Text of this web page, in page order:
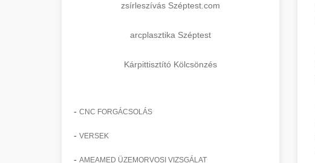
zsírleszívás Széptest.com
arcplasztika Széptest
Kárpittisztító Kölcsönzés
- CNC FORGÁCSOLÁS
- VERSEK
- AMEAMED ÜZEMORVOSI VIZSGÁLAT